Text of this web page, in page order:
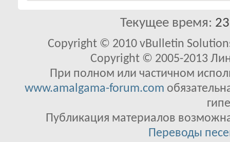
Текущее время:
Copyright © 2010 vBulletin
Copyright © 2005-2013
При полном или частичном
www.amalgama-forum.com
Публикация материалов
Переводы